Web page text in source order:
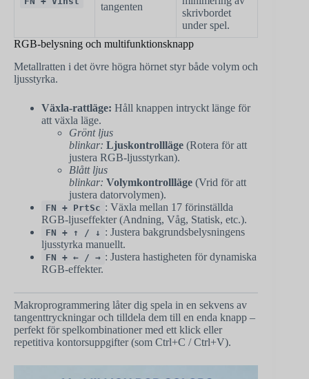
tangenten
skrivbordet
under spel.
RGB-belysning och multifunktionsknapp
Metallratten i det övre högra hörnet styr både volym och
ljusstyrka.
Växla-rattläge: Håll knappen intryckt länge för
att växla läge.
Grönt ljus
blinkar: Ljuskontrollläge (Rotera för att
justera RGB-ljusstyrkan).
Blått ljus
blinkar: Volymkontrollläge (Vrid för att
justera datorvolymen).
FN + PrtSc : Växla mellan 17 förinställda
RGB-ljuseffekter (Andning, Våg, Statisk, etc.).
FN + ↑ / ↓ : Justera bakgrundsbelysningens
ljusstyrka manuellt.
FN + ← / → : Justera hastigheten för dynamiska
RGB-effekter.
Makroprogrammering låter dig spela in en sekvens av
tangenttryckningar och tilldela dem till en enda knapp –
perfekt för spelkombinationer med ett klick eller
repetitiva kontorsuppgifter (som Ctrl+C / Ctrl+V).